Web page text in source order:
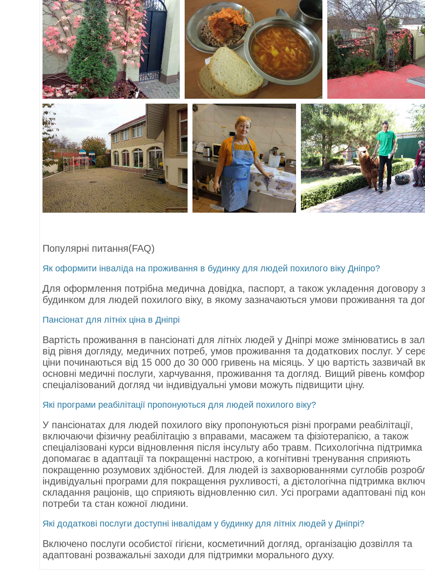
Популярні питання(FAQ)
Як оформити інваліда на проживання в будинку для людей похилого віку Дніпро?
Для оформлення потрібна медична довідка, паспорт, а також укладення договору з
будинком для людей похилого віку, в якому зазначаються умови проживання та
Пансіонат для літніх ціна в Дніпрі
Вартість проживання в пансіонаті для літніх людей у ​​Дніпрі може змінюватись в
від рівня догляду, медичних потреб, умов проживання та додаткових послуг. У
ціни починаються від 15 000 до 30 000 гривень на місяць. У цю вартість зазвичай
основні медичні послуги, харчування, проживання та догляд. Вищий рівень
спеціалізований догляд чи індивідуальні умови можуть підвищити ціну.
Які програми реабілітації пропонуються для людей похилого віку?
У пансіонатах для людей похилого віку пропонуються різні програми реабілітації,
включаючи фізичну реабілітацію з вправами, масажем та фізіотерапією, а також
спеціалізовані курси відновлення після інсульту або травм. Психологічна підтримка
допомагає в адаптації та покращенні настрою, а когнітивні тренування сприяють
покращенню розумових здібностей. Для людей із захворюваннями суглобів
індивідуальні програми для покращення рухливості, а дієтологічна підтримка
складання раціонів, що сприяють відновленню сил. Усі програми адаптовані під
потреби та стан кожної людини.
Які додаткові послуги доступні інвалідам у будинку для літніх людей у ​​Дніпрі?
Включено послуги особистої гігієни, косметичний догляд, організацію дозвілля та
адаптовані розважальні заходи для підтримки морального духу.